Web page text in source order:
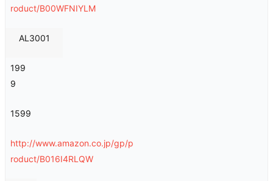
roduct/B00WFNIYLM
AL3001
199
9
1599
http://www.amazon.co.jp/gp/p
roduct/B016I4RLQW